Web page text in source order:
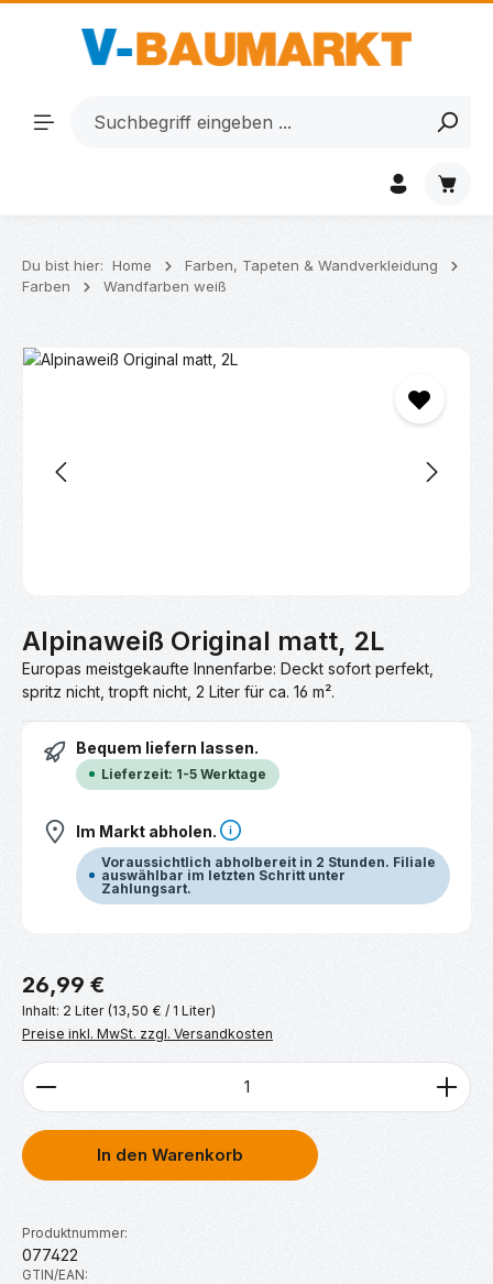
Zum Hauptinhalt springen
Du bist hier: Home
Farben, Tapeten & Wandverkleidung
Farben
Wandfarben weiß
Bildergalerie überspringen
Alpinaweiß Original matt, 2L
Europas meistgekaufte Innenfarbe: Deckt sofort perfekt,
spritz nicht, tropft nicht, 2 Liter für ca. 16 m².
Bequem liefern lassen.
Lieferzeit: 1-5 Werktage
Im Markt abholen.
Voraussichtlich abholbereit in 2 Stunden. Filiale
auswählbar im letzten Schritt unter
Zahlungsart.
Regulärer Preis:
26,99 €
Inhalt: 2 Liter (13,50 € / 1 Liter)
Preise inkl. MwSt. zzgl. Versandkosten
Produkt Anzahl: Gib den gewünschten Wert ein
In den Warenkorb
Produktnummer:
077422
GTIN/EAN: